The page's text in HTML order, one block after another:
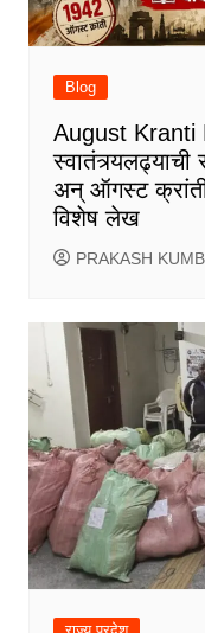
Blog
August Kranti
अन् ऑगस्ट
विशेष लेख
PRAKASH